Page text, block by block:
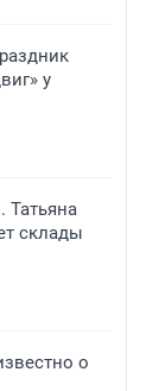
у
Татьяна
склады
о